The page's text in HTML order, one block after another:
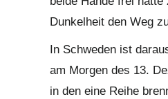
Dunkelheit den Weg
In Schweden ist
am Morgen des 13.
in den eine Reihe